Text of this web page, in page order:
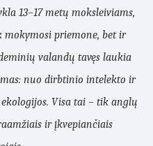
13–17 metų moksleiviams,
priemone, bet ir
valandų tavęs laukia
nuo dirbtinio intelekto ir
Visa tai – tik anglų
ir įkvepiančiais